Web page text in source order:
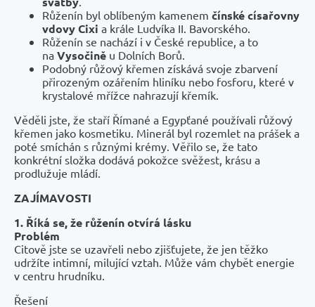
Růženín byl oblíbeným kamenem čínské císařovny
vdovy Cixi a krále Ludvíka II. Bavorského.
Růženín se nachází i v České republice, a to
na Vysočině u Dolních Borů.
Podobný růžový křemen získává svoje zbarvení
přirozeným ozářením hliníku nebo fosforu, které v
krystalové mřížce nahrazují křemík.
Věděli jste, že staří Římané a Egypťané používali růžový
křemen jako kosmetiku. Minerál byl rozemlet na prášek a
poté smíchán s různými krémy. Věřilo se, že tato
konkrétní složka dodává pokožce svěžest, krásu a
prodlužuje mládí.
ZAJÍMAVOSTI
1. Říká se, že růženín otvírá lásku
Problém
Citově jste se uzavřeli nebo zjišťujete, že jen těžko
udržíte intimní, milující vztah. Může vám chybět energie
v centru hrudníku.
Řešení